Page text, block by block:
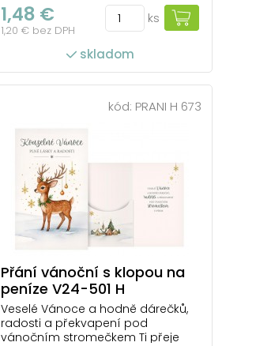
1,48 €
1,20 € bez DPH
ks
skladom
kód: PRANI H 673
Přání vánoční s klopou na
peníze V24-501 H
Veselé Vánoce a hodně dárečků,
radosti a překvapení pod
vánočním stromečkem Ti přeje